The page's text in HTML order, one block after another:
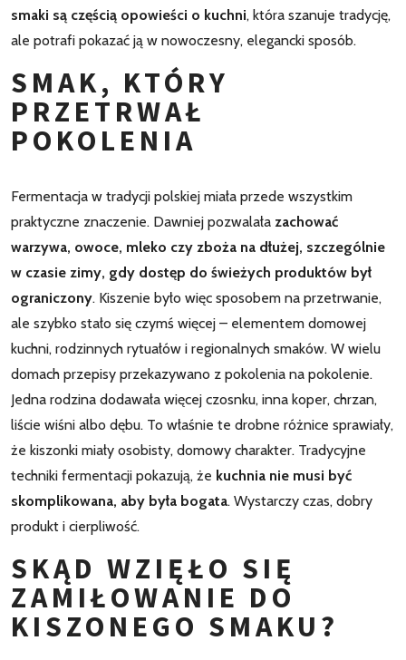
smaki są częścią opowieści o kuchni, która szanuje tradycję,
ale potrafi pokazać ją w nowoczesny, elegancki sposób.
SMAK, KTÓRY
PRZETRWAŁ
POKOLENIA
Fermentacja w tradycji polskiej miała przede wszystkim
praktyczne znaczenie. Dawniej pozwalała zachować
warzywa, owoce, mleko czy zboża na dłużej, szczególnie
w czasie zimy, gdy dostęp do świeżych produktów był
ograniczony. Kiszenie było więc sposobem na przetrwanie,
ale szybko stało się czymś więcej – elementem domowej
kuchni, rodzinnych rytuałów i regionalnych smaków. W wielu
domach przepisy przekazywano z pokolenia na pokolenie.
Jedna rodzina dodawała więcej czosnku, inna koper, chrzan,
liście wiśni albo dębu. To właśnie te drobne różnice sprawiały,
że kiszonki miały osobisty, domowy charakter. Tradycyjne
techniki fermentacji pokazują, że kuchnia nie musi być
skomplikowana, aby była bogata. Wystarczy czas, dobry
produkt i cierpliwość.
SKĄD WZIĘŁO SIĘ
ZAMIŁOWANIE DO
KISZONEGO SMAKU?